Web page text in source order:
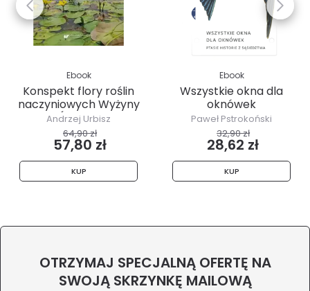
Ebook
Konspekt flory roślin
naczyniowych Wyżyny
Śląskiej
Andrzej Urbisz
64,90 zł
57,80 zł
KUP
Ebook
Wszystkie okna dla
oknówek
Paweł Pstrokoński
32,90 zł
28,62 zł
KUP
OTRZYMAJ SPECJALNĄ OFERTĘ NA
SWOJĄ SKRZYNKĘ MAILOWĄ